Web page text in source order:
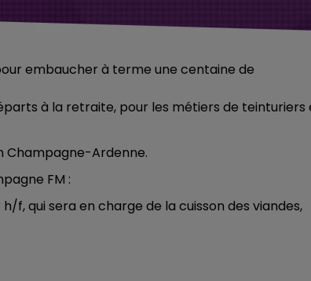
embaucher à terme une centaine de
à la retraite, pour les métiers de teinturiers
Champagne-Ardenne.
FM :
f, qui sera en charge de la cuisson des viandes,